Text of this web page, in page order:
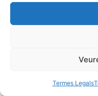
Termes Legals
© 2026 AGRUPACIÓ